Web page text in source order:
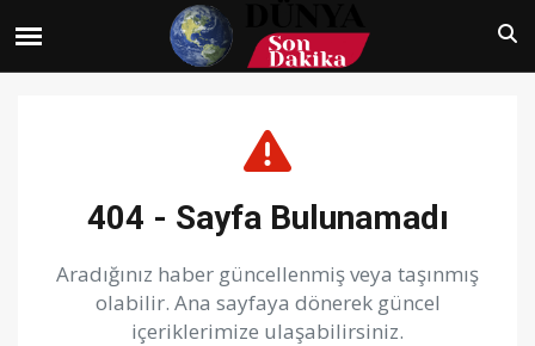
404 - Sayfa Bulunamadı
Aradığınız haber güncellenmiş veya taşınmış
olabilir. Ana sayfaya dönerek güncel
içeriklerimize ulaşabilirsiniz.